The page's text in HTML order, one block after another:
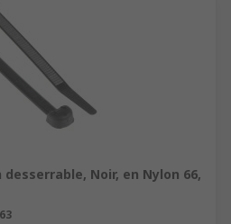
Noir, en Nylon 66,